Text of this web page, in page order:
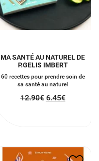
MA SANTÉ AU NATUREL DE
P.GELIS IMBERT
60 recettes pour prendre soin de
sa santé au naturel
12.90€ 6.45€
12.00€ 6.00 €